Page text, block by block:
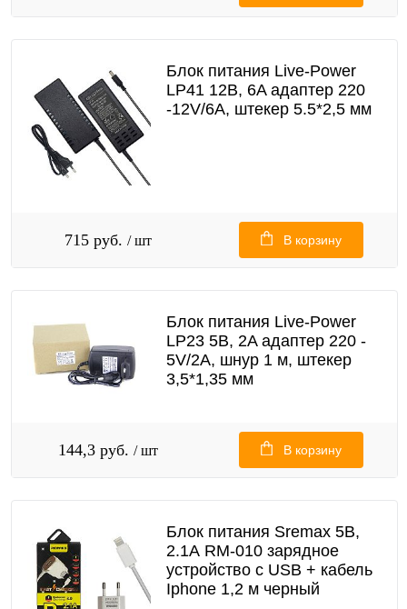
Блок питания Live-Power
LP41 12В, 6A адаптер 220
-12V/6A, штекер 5.5*2,5 мм
715 руб. / шт В корзину
Блок питания Live-Power
LP23 5В, 2A адаптер 220 -
5V/2A, шнур 1 м, штекер
3,5*1,35 мм
144,3 руб. / шт В корзину
Блок питания Sremax 5В,
2.1А RM-010 зарядное
устройство с USB + кабель
Iphone 1,2 м черный